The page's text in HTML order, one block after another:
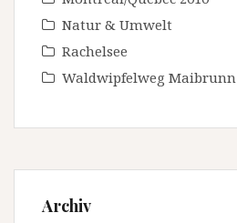
Natur & Umwelt
Rachelsee
Waldwipfelweg Maibrunn
Archiv